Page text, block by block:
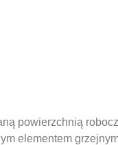
powierzchnią
elementem